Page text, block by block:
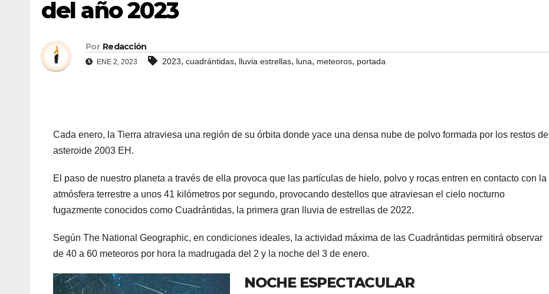
del año 2023
Por Redacción
ENE 2, 2023 2023, cuadrántidas, lluvia estrellas, luna, meteoros, portada
Cada enero, la Tierra atraviesa una región de su órbita donde yace una densa nube de polvo formada por los restos del
asteroide 2003 EH.
El paso de nuestro planeta a través de ella provoca que las partículas de hielo, polvo y rocas entren en contacto con la
atmósfera terrestre a unos 41 kilómetros por segundo, provocando destellos que atraviesan el cielo nocturno
fugazmente conocidos como Cuadrántidas, la primera gran lluvia de estrellas de 2022.
Según The National Geographic, en condiciones ideales, la actividad máxima de las Cuadrántidas permitirá observar
de 40 a 60 meteoros por hora la madrugada del 2 y la noche del 3 de enero.
NOCHE ESPECTACULAR